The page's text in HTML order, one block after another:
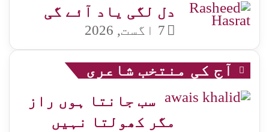
دل لگی یاد آئے گی
7 اگست, 2026
آج کی منتخب شاعری
سب جانتا ہوں راز
مگر کھولتا نہیں